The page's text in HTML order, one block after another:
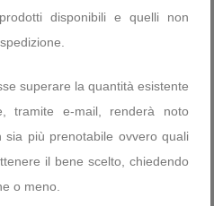
disponibili e quelli non
superare la quantità esistente
tramite e-mail, renderà noto
più prenotabile ovvero quali
il bene scelto, chiedendo
o meno.